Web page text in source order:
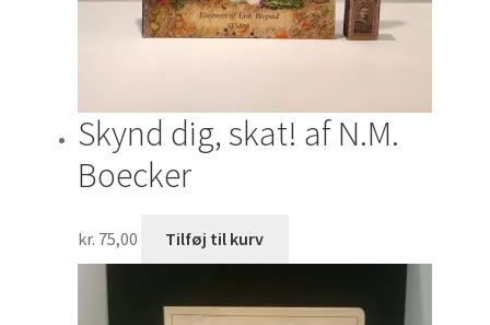
Skynd dig, skat! af N.M.
Boecker
kr. 75,00 Tilføj til kurv